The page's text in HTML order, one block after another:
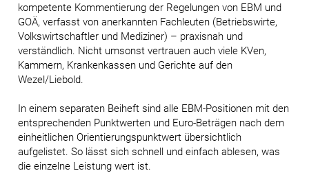
kompetente Kommentierung der Regelungen von EBM und
GOÄ, verfasst von anerkannten Fachleuten (Betriebswirte,
Volkswirtschaftler und Mediziner) – praxisnah und
verständlich. Nicht umsonst vertrauen auch viele KVen,
Kammern, Krankenkassen und Gerichte auf den
Wezel/Liebold.
In einem separaten Beiheft sind alle EBM-Positionen mit den
entsprechenden Punktwerten und Euro-Beträgen nach dem
einheitlichen Orientierungspunktwert übersichtlich
aufgelistet. So lässt sich schnell und einfach ablesen, was
die einzelne Leistung wert ist.